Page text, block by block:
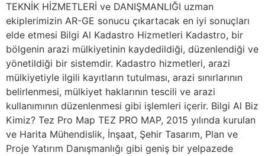
TEKNİK HİZMETLERİ ve DANIŞMANLIĞI uzman
ekiplerimizin AR-GE sonucu çıkartacak en iyi sonuçları
elde etmesi Bilgi Al Kadastro Hizmetleri Kadastro, bir
bölgenin arazi mülkiyetinin kaydedildiği, düzenlendiği ve
yönetildiği bir sistemdir. Kadastro hizmetleri, arazi
mülkiyetiyle ilgili kayıtların tutulması, arazi sınırlarının
belirlenmesi, mülkiyet haklarının tescili ve arazi
kullanımının düzenlenmesi gibi işlemleri içerir. Bilgi Al Biz
Kimiz? Tez Pro Map TEZ PRO MAP, 2015 yılında kurulan
ve Harita Mühendislik, İnşaat, Şehir Tasarım, Plan ve
Proje Yatırım Danışmanlığı gibi geniş bir yelpazede